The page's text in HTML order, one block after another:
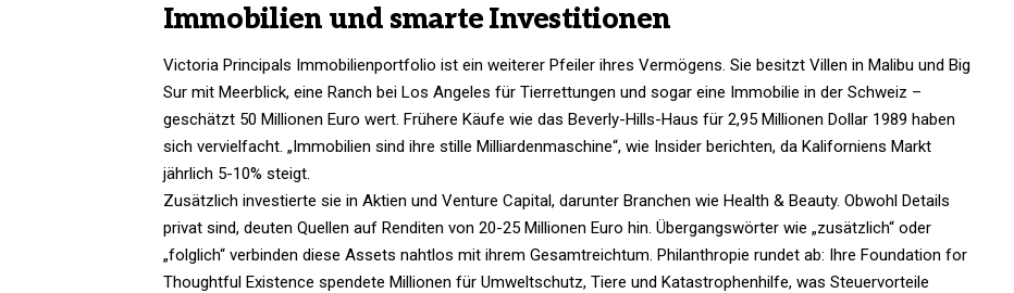
Immobilien und smarte Investitionen
Victoria Principals Immobilienportfolio ist ein weiterer Pfeiler ihres Vermögens. Sie besitzt Villen in Malibu und Big
Sur mit Meerblick, eine Ranch bei Los Angeles für Tierrettungen und sogar eine Immobilie in der Schweiz –
geschätzt 50 Millionen Euro wert. Frühere Käufe wie das Beverly-Hills-Haus für 2,95 Millionen Dollar 1989 haben
sich vervielfacht. „Immobilien sind ihre stille Milliardenmaschine“, wie Insider berichten, da Kaliforniens Markt
jährlich 5-10% steigt.
Zusätzlich investierte sie in Aktien und Venture Capital, darunter Branchen wie Health & Beauty. Obwohl Details
privat sind, deuten Quellen auf Renditen von 20-25 Millionen Euro hin. Übergangswörter wie „zusätzlich“ oder
„folglich“ verbinden diese Assets nahtlos mit ihrem Gesamtreichtum. Philanthropie rundet ab: Ihre Foundation for
Thoughtful Existence spendete Millionen für Umweltschutz, Tiere und Katastrophenhilfe, was Steuervorteile